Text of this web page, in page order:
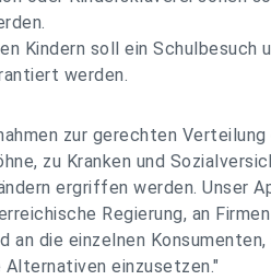
Kindern soll ein Schulbesuch
werden.
zur gerechten Verteilung
zu Kranken und
ergriffen werden. Unser
Regierung, an
an die einzelnen
einzusetzen."